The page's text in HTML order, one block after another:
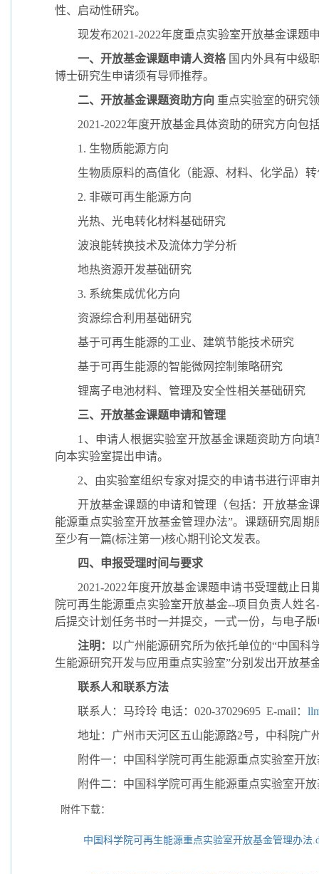
性、启动性研究。
现发布2021-2022年度重点实验室开放基金课题
一、开放基金课题申请人资格 国内外具有中级
博士研究生申请须有导师推荐。
二、开放基金课题资助方向 重点实验室的研究
2021-2022年度开放基金具体资助的研究方向包
1. 生物质能源方向
生物质原料的高值化（能源、材料、化学品）
2. 非碳可再生能源方向
光热、光电转化材料基础研究
波浪能转换技术及流体力学分析
地热资源开发基础研究
3. 系统集成优化方向
资源综合利用基础研究
基于可再生能源的工业、建筑节能技术研究
基于可再生能源的智能微网控制策略研究
锂离子电池材料、管理及安全性相关基础研究
三、开放基金课题申请和管理
1 、申请人根据实验室开放基金课题资助方向
向本实验室提出申请。
2、由实验室组织专家对提交的申请书进行评
开放基金课题的申请和管理（包括：开放基金
能源重点实验室开放基金管理办法”。课题研究周期
至少有一篇(标注第一)核心期刊论文发表。
四、申报受理时间与要求
2021-2022年度开放基金课题申请书受理截止日
院可再生能源重点实验室开放基金--项目负责人姓名
后提交计划任务书时一并提交，一式一份，与电子
注明： 以广州能源研究所为依托单位的“中国科
生能源研究开发与应用重点实验室”分别发出开放基
联系人和联系方法
联系人：马玲玲 电话： 020-37029695 E-mail ：
地址：广州市天河区五山能源路2号，中科院广
附件一：中国科学院可再生能源重点实验室开
附件二：中国科学院可再生能源重点实验室开
附件下载：
中国科学院可再生能源重点实验室开放基金管理办法